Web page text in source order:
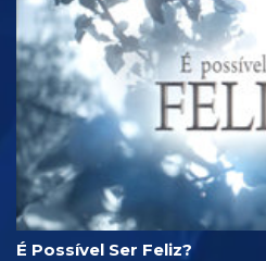
É Possível Ser Feliz?